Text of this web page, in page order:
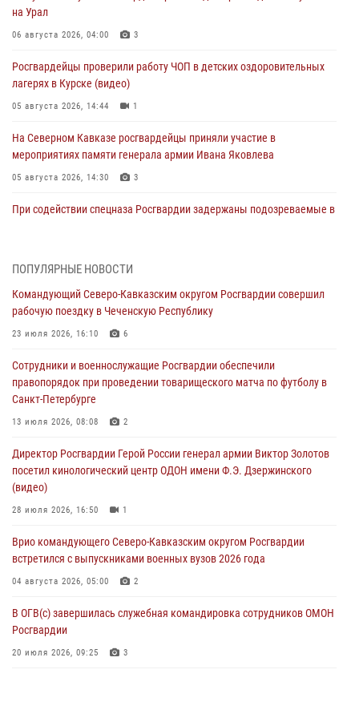
на Урал
06 августа 2026, 04:00 3
Росгвардейцы проверили работу ЧОП в детских оздоровительных
лагерях в Курске (видео)
05 августа 2026, 14:44 1
На Северном Кавказе росгвардейцы приняли участие в
мероприятиях памяти генерала армии Ивана Яковлева
05 августа 2026, 14:30 3
При содействии спецназа Росгвардии задержаны подозреваемые в
задержании подозреваемых в причинении имущественного ущерба
05 августа 2026, 13:53
динамовцам Свердловской области
05 августа 2026, 13:50 4
В столице росгвардейцы задержали мужчину, устроившего дебош в
05 августа 2026, 13:25 1
В Удмуртии при силовой поддержке спецназа Росгвардии
задержаны подозреваемые в мошенничестве под видом оказания
05 августа 2026, 13:20 1
ПОПУЛЯРНЫЕ НОВОСТИ
Командующий Северо-Кавказским округом Росгвардии совершил
рабочую поездку в Чеченскую Республику
23 июля 2026, 16:10 6
Сотрудники и военнослужащие Росгвардии обеспечили
правопорядок при проведении товарищеского матча по футболу в
Санкт-Петербурге
13 июля 2026, 08:08 2
Директор Росгвардии Герой России генерал армии Виктор Золотов
посетил кинологический центр ОДОН имени Ф.Э. Дзержинского
(видео)
28 июля 2026, 16:50 1
Врио командующего Северо-Кавказским округом Росгвардии
встретился с выпускниками военных вузов 2026 года
04 августа 2026, 05:00 2
В ОГВ(с) завершилась служебная командировка сотрудников ОМОН
Росгвардии
20 июля 2026, 09:25 3